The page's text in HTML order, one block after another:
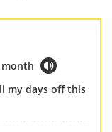
my days off this